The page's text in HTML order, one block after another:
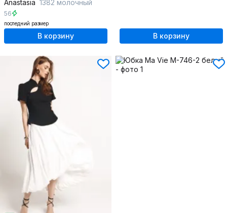
Anastasia 1382 молочный
56
последний размер
В корзину В корзину